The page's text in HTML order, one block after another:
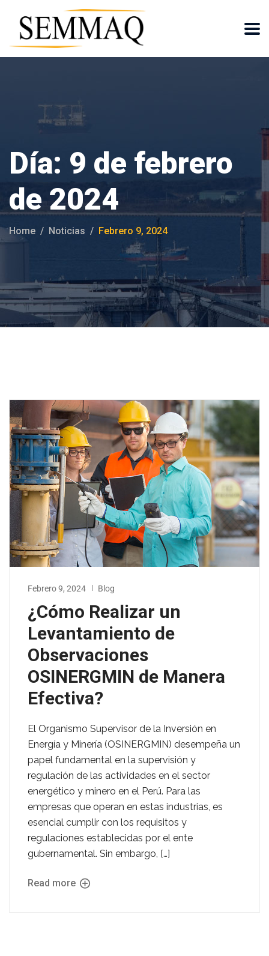
Día: 9 de febrero
de 2024
Home Noticias Febrero 9, 2024
Febrero 9, 2024 Blog
¿Cómo Realizar un
Levantamiento de
Observaciones
OSINERGMIN de Manera
Efectiva?
El Organismo Supervisor de la Inversión en
Energía y Minería (OSINERGMIN) desempeña un
papel fundamental en la supervisión y
regulación de las actividades en el sector
energético y minero en el Perú. Para las
empresas que operan en estas industrias, es
esencial cumplir con los requisitos y
regulaciones establecidas por el ente
gubernamental. Sin embargo, […]
Read more